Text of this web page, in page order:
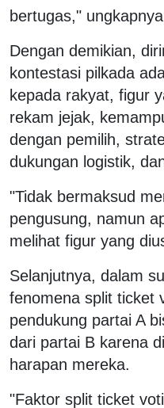
bertugas,"
Dengan demikian,
kontestasi pilkada
kepada rakyat, figur
rekam jejak,
dengan pemilih,
dukungan logistik,
"Tidak bermaksud
pengusung, namun
melihat figur yang
Selanjutnya, dalam
fenomena split ticket
pendukung partai A
dari partai B karena
harapan mereka.
"Faktor split ticket